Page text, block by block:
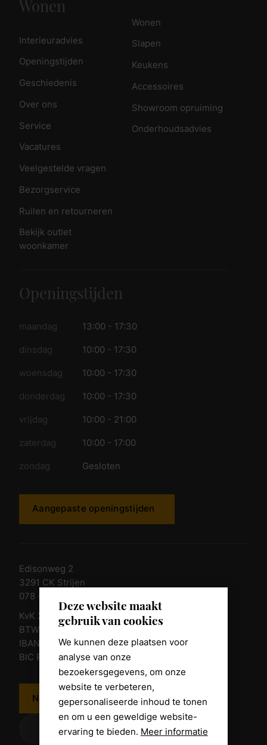
Deze website maakt
gebruik van cookies
We kunnen deze plaatsen voor
analyse van onze
bezoekersgegevens, om onze
website te verbeteren,
gepersonaliseerde inhoud te tonen
en om u een geweldige website-
ervaring te bieden. Meer informatie
Wonen
Interieuradvies
Openingstijden
Geschiedenis
Over ons
Service
Vacatures
Veelgestelde vragen
Bezorgservice
Ruilen en retourneren
Bekijk outlet
woonkamer
Wonen
Slapen
Keukens
Accessoires
Showroom opruiming
Onderhoudsadvies
Openingstijden
maandag 13:00 - 17:30
dinsdag 10:00 - 17:30
woensdag 10:00 - 17:30
donderdag 10:00 - 17:30
vrijdag 10:00 - 21:00
zaterdag 10:00 - 17:00
zondag Gesloten
Aangepaste openingstijden
Edisonweg 2
3291 CK Strijen
078 - 674 84 85
KvK 23011135
BTW nr. NL 805098938.B.01
IBAN NL10 RABO 0361 8039 58
BIC RABONL2U
Neem contact op